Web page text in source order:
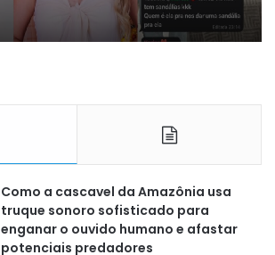
Como a cascavel da Amazônia usa
truque sonoro sofisticado para
enganar o ouvido humano e afastar
potenciais predadores